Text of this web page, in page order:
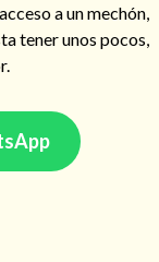
a un mechón,
tener unos pocos,